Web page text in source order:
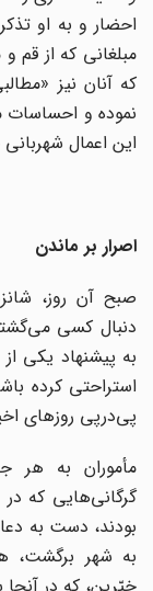
احضار و به او
مبلغانی که از قم
که آنان نیز
نموده و احساسات
این اعمال شهربانی
اصرار بر ماندن
صبح آن روز،
دنبال کسی
به پیشنهاد یکی از
استراحتی کرده
پی‌درپی روزهای
مأموران به هر
بودند، دست به دعا
به شهر برگشت،